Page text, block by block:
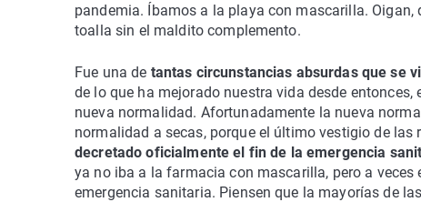
pandemia. Íbamos a la playa con mascarilla.
toalla sin el maldito complemento.
Fue una de tantas circunstancias absurdas que se
de lo que ha mejorado nuestra vida desde
nueva normalidad. Afortunadamente la nueva
normalidad a secas, porque el último vestigio de
decretado oficialmente el fin de la emergencia
ya no iba a la farmacia con mascarilla, pero a
emergencia sanitaria. Piensen que la mayorías de